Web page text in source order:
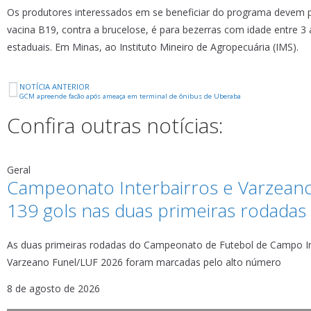
Os produtores interessados em se beneficiar do programa
vacina B19, contra a brucelose, é para bezerras com idade entre
estaduais. Em Minas, ao Instituto Mineiro de Agropecuária (IMS).
NOTÍCIA ANTERIOR
GCM apreende facão após ameaça em terminal de ônibus de Uberaba
Confira outras notícias:
Geral
Campeonato Interbairros e
139 gols nas duas primeiras rodadas
As duas primeiras rodadas do Campeonato de Futebol de Campo
Varzeano Funel/LUF 2026 foram marcadas pelo alto número
8 de agosto de 2026